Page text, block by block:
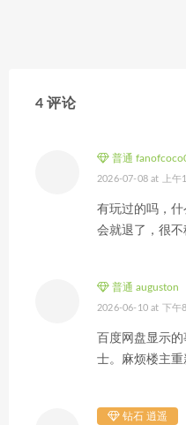
4 评论
普通
2026-07-08 at 上午
有玩过的吗，
会就退了，很
普通 auguston
2026-06-10 at 下午
百度网盘显示
士。麻烦楼主
钻石 逍遥